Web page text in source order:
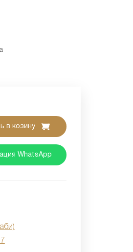
в козину
WhatsApp